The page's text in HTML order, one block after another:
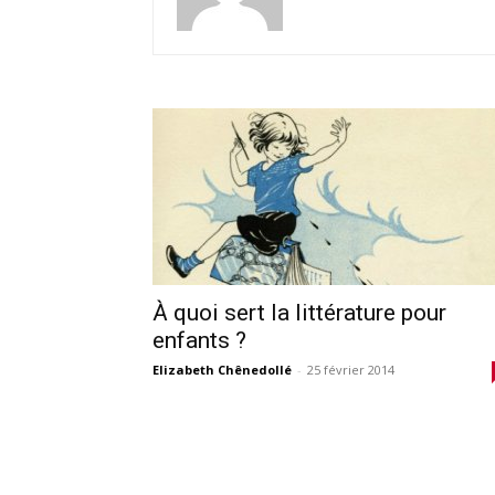
À quoi sert la littérature pour
enfants ?
Elizabeth Chênedollé - 25 février 2014